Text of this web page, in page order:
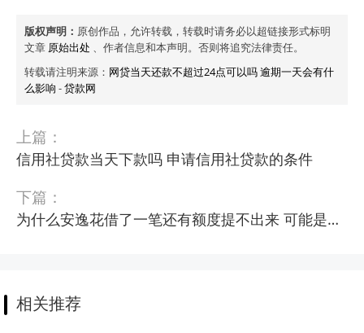
版权声明： 原创作品，允许转载，转载时请务必以超链接形式标明
文章 原始出处 、作者信息和本声明。否则将追究法律责任。
转载请注明来源： 网贷当天还款不超过24点可以吗 逾期一天会有什
么影响 -贷款网
上篇：
信用社贷款当天下款吗 申请信用社贷款的条件
下篇：
为什么安逸花借了一笔还有额度提不出来 可能是这些原因
相关推荐